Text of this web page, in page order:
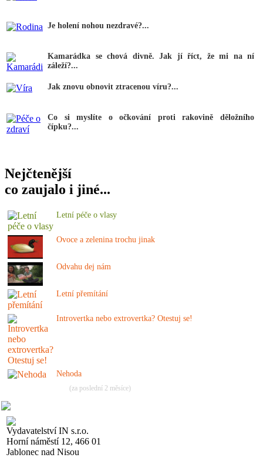
Je holení nohou nezdravé?...
Kamarádka se chová divně. Jak jí říct, že mi na ní
záleží?...
Jak znovu obnovit ztracenou víru?...
Co si myslíte o očkování proti rakovině děložního
čípku?...
Nejčtenější
co zaujalo i jiné...
Letní péče o vlasy
Ovoce a zelenina trochu jinak
Odvahu dej nám
Letní přemítání
Introvertka nebo extrovertka? Otestuj se!
Nehoda
(za poslední 2 měsíce)
Vydavatelství IN s.r.o.
Horní náměstí 12, 466 01
Jablonec nad Nisou